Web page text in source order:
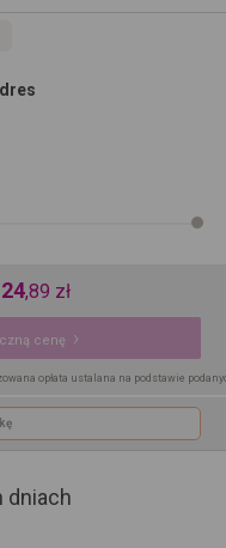
24,89 zł
cenę
opłata ustalana na podstawie
dniach